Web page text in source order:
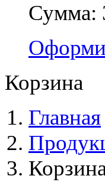
Сумма:
Корзина
Главная